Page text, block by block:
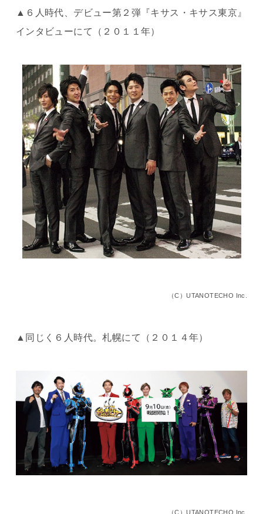
▲６人時代、デビュー第２弾『キサス・キサス東京』
インタビューにて（２０１１年）
（C）UTANOTECHO Inc.
▲同じく６人時代。札幌にて（２０１４年）
（C）UTANOTECHO Inc.